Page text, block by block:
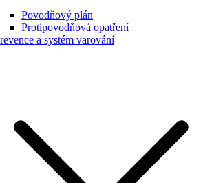
Povodňový plán
Protipovodňová opatření
a systém varování